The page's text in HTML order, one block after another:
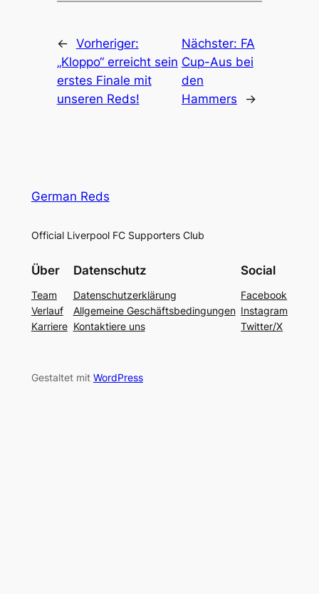
← Vorheriger:
„Kloppo“ erreicht sein
erstes Finale mit
unseren Reds!
Nächster: FA
Cup-Aus bei
den
Hammers
→
German Reds
Official Liverpool FC Supporters Club
Über
Team
Verlauf
Karriere
Datenschutz
Datenschutzerklärung
Allgemeine Geschäftsbedingungen
Kontaktiere uns
Social
Facebook
Instagram
Twitter/X
Gestaltet mit WordPress